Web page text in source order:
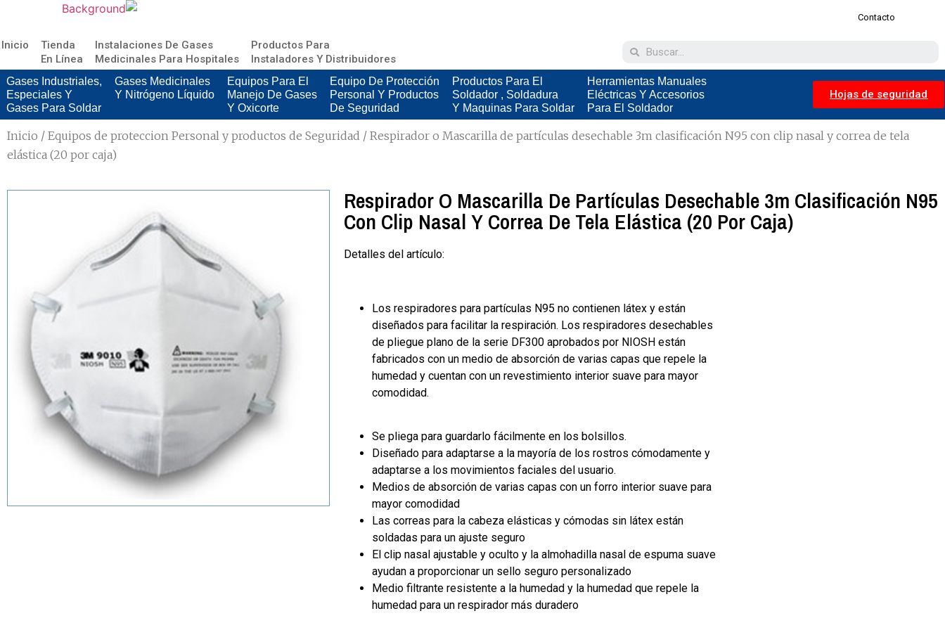
Contacto
Inicio
Tienda
En Línea
Instalaciones De Gases
Medicinales Para Hospitales
Productos Para
Instaladores Y Distribuidores
Gases Industriales,
Especiales Y
Gases Para Soldar
Gases Medicinales
Y Nitrógeno Líquido
Equipos Para El
Manejo De Gases
Y Oxicorte
Equipo De Protección
Personal Y Productos
De Seguridad
Productos Para El
Soldador , Soldadura
Y Maquinas Para Soldar
Herramientas Manuales
Eléctricas Y Accesorios
Para El Soldador
Hojas de seguridad
Inicio / Equipos de proteccion Personal y productos de Seguridad / Respirador o Mascarilla de partículas desechable 3m clasificación N95 con clip nasal y correa de tela
elástica (20 por caja)
Respirador O Mascarilla De Partículas Desechable 3m Clasificación N95
Con Clip Nasal Y Correa De Tela Elástica (20 Por Caja)
Detalles del artículo:
Los respiradores para partículas N95 no contienen látex y están
diseñados para facilitar la respiración. Los respiradores desechables
de pliegue plano de la serie DF300 aprobados por NIOSH están
fabricados con un medio de absorción de varias capas que repele la
humedad y cuentan con un revestimiento interior suave para mayor
comodidad.
Se pliega para guardarlo fácilmente en los bolsillos.
Diseñado para adaptarse a la mayoría de los rostros cómodamente y
adaptarse a los movimientos faciales del usuario.
Medios de absorción de varias capas con un forro interior suave para
mayor comodidad
Las correas para la cabeza elásticas y cómodas sin látex están
soldadas para un ajuste seguro
El clip nasal ajustable y oculto y la almohadilla nasal de espuma suave
ayudan a proporcionar un sello seguro personalizado
Medio filtrante resistente a la humedad y la humedad que repele la
humedad para un respirador más duradero